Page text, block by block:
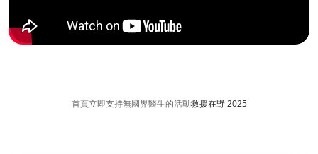
首頁立即支持無國界醫生的活動​救援在野 2025